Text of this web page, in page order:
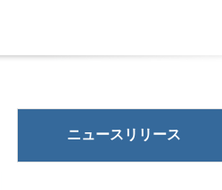
ニュースリリース